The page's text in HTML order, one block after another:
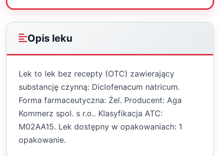
Opis leku
Lek to lek bez recepty (OTC) zawierający
substancję czynną: Diclofenacum natricum.
Forma farmaceutyczna: Żel. Producent: Aga
Kommerz spol. s r.o.. Klasyfikacja ATC:
M02AA15. Lek dostępny w opakowaniach: 1
opakowanie.